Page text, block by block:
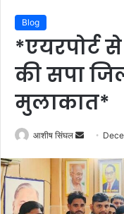
Blog
*एयरपोर्ट
की सपा
मुलाकात*
आशीष सिंघल
Send
email